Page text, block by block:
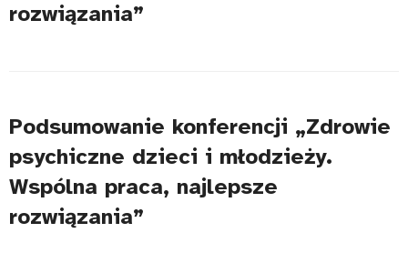
rozwiązania”
Podsumowanie konferencji „Zdrowie
psychiczne dzieci i młodzieży.
Wspólna praca, najlepsze
rozwiązania”